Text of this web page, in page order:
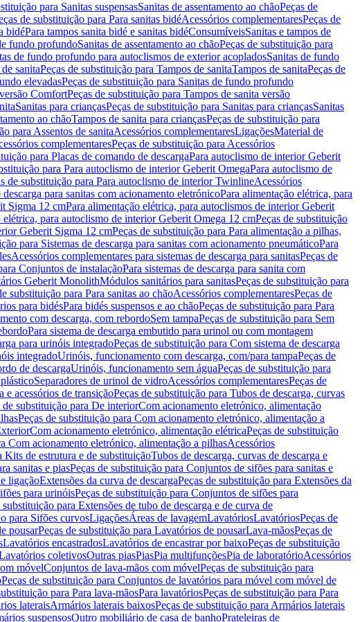
para Sanitas suspensasSanitas de assentamento ao chãoPeças de
de substituição para Para sanitas bidéAcessórios complementaresPeças de
bidéPara tampos sanita bidé e sanitas bidéConsumíveisSanitas e tampos de
fundo profundoSanitas de assentamento ao chãoPeças de substituição para
de fundo profundo para autoclismos de exterior acopladosSanitas de fundo
sanitaPeças de substituição para Tampos de sanitaTampos de sanitaPeças de
elevadasPeças de substituição para Sanitas de fundo profundo
ComfortPeças de substituição para Tampos de sanita versão
Sanitas para criançasPeças de substituição para Sanitas para criançasSanitas
ao chãoTampos de sanita para criançasPeças de substituição para
para Assentos de sanitaAcessórios complementaresLigaçõesMaterial de
complementaresPeças de substituição para Acessórios
para Placas de comando de descargaPara autoclismo de interior Geberit
para Para autoclismo de interior Geberit OmegaPara autoclismo de
de substituição para Para autoclismo de interior TwinlineAcessórios
para sanitas com acionamento eletrónicoPara alimentação elétrica, para
Sigma 12 cmPara alimentação elétrica, para autoclismos de interior Geberit
elétrica, para autoclismo de interior Geberit Omega 12 cmPeças de substituição
Geberit Sigma 12 cmPeças de substituição para Para alimentação a pilhas,
para Sistemas de descarga para sanitas com acionamento pneumáticoPara
Acessórios complementares para sistemas de descarga para sanitasPeças de
Conjuntos de instalaçãoPara sistemas de descarga para sanita com
Geberit MonolithMódulos sanitários para sanitasPeças de substituição para
substituição para Para sanitas ao chãoAcessórios complementaresPeças de
para bidésPara bidés suspensos e ao chãoPeças de substituição para Para
com descarga, com rebordoSem tampaPeças de substituição para Sem
Para sistema de descarga embutido para urinol ou com montagem
para urinóis integradoPeças de substituição para Com sistema de descarga
integradoUrinóis, funcionamento com descarga, com/para tampaPeças de
de descargaUrinóis, funcionamento sem águaPeças de substituição para
Separadores de urinol de vidroAcessórios complementaresPeças de
e acessórios de transiçãoPeças de substituição para Tubos de descarga, curvas
de substituição para De interiorCom acionamento eletrónico, alimentação
Peças de substituição para Com acionamento eletrónico, alimentação a
Com acionamento eletrónico, alimentação elétricaPeças de substituição
Com acionamento eletrónico, alimentação a pilhasAcessórios
Kits de estrutura e de substituiçãoTubos de descarga, curvas de descarga e
sanitas e piasPeças de substituição para Conjuntos de sifões para sanitas e
ligaçãoExtensões da curva de descargaPeças de substituição para Extensões da
para urinóisPeças de substituição para Conjuntos de sifões para
substituição para Extensões de tubo de descarga e de curva de
para Sifões curvosLigaçõesÁreas de lavagemLavatóriosLavatóriosPeças de
pousarPeças de substituição para Lavatórios de pousarLava-mãosPeças de
Lavatórios encastradosLavatórios de encastrar por baixoPeças de substituição
coletivosOutras piasPiasPia multifunçõesPia de laboratórioAcessórios
móvelConjuntos de lava-mãos com móvelPeças de substituição para
Peças de substituição para Conjuntos de lavatórios para móvel com móvel de
para Para lava-mãosPara lavatóriosPeças de substituição para Para
lateraisArmários laterais baixosPeças de substituição para Armários laterais
suspensosOutro mobiliário de casa de banhoPrateleiras de